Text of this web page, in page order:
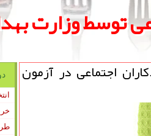
توسط وزارت
اجتماعی در آزمون